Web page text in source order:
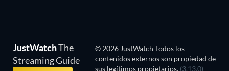
JustWatchThe
Streaming Guide
© 2026 JustWatch Todos los
contenidos externos son propiedad de
sus legítimos propietarios. (3.13.0)